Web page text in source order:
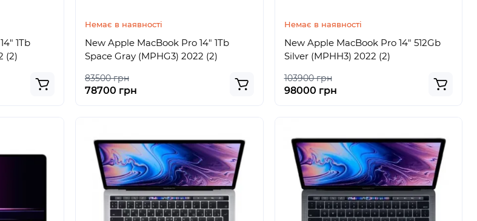
1Tb
(2)
Немає в наявності
New Apple MacBook Pro 14" 1Tb
Space Gray (MPHG3) 2022 (2)
83500 грн
78700 грн
Немає в наявності
New Apple MacBook Pro 14" 512Gb
Silver (MPHH3) 2022 (2)
103900 грн
98000 грн